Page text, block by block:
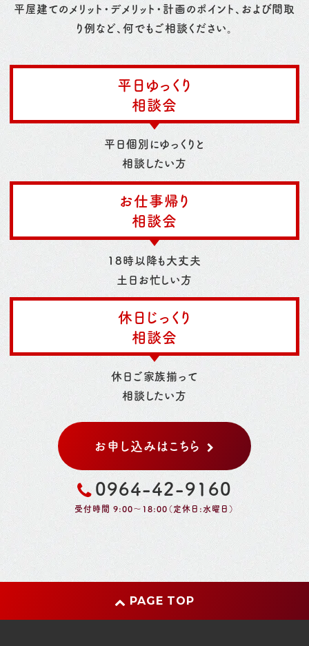
平屋建てのメリット・デメリット・計画のポイント、および間取
り例など、何でもご相談ください。
平日ゆっくり
相談会
平日個別にゆっくりと
相談したい方
お仕事帰り
相談会
18時以降も大丈夫
土日お忙しい方
休日じっくり
相談会
休日ご家族揃って
相談したい方
お申し込みはこちら
0964-42-9160
受付時間 9:00～18:00（定休日:水曜日）
PAGE TOP